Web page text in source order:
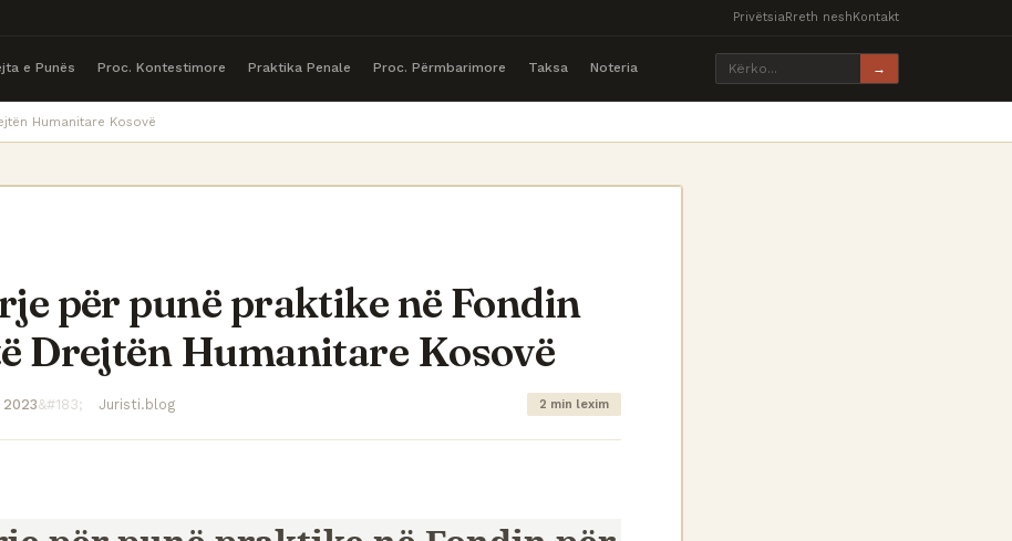
PrivëtsiaRreth neshKontakt
e Punës Proc. Kontestimore Praktika Penale Proc. Përmbarimore Taksa Noteria →
Humanitare Kosovë
për punë praktike në Fondin
Drejtën Humanitare Kosovë
2023 Juristi.blog 2 min lexim